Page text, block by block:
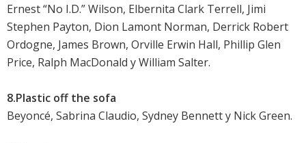
Ernest “No I.D.” Wilson, Elbernita Clark Terrell, Jimi
Stephen Payton, Dion Lamont Norman, Derrick Robert
Ordogne, James Brown, Orville Erwin Hall, Phillip Glen
Price, Ralph MacDonald y William Salter.
8.Plastic off the sofa
Beyoncé, Sabrina Claudio, Sydney Bennett y Nick Green.